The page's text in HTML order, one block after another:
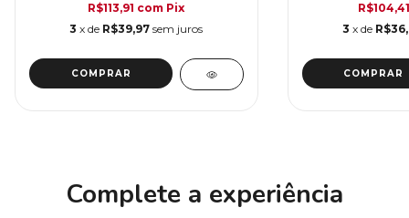
R$113,91 com Pix
3 x de R$39,97 sem juros
COMPRAR
3 x de
COMPRAR
Complete a experiência